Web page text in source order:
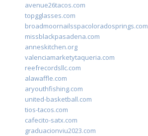
avenue26tacos.com
topgglasses.com
broadmoornailsspacoloradosprings.com
missblackpasadena.com
anneskitchen.org
valenciamarketytaqueria.com
reefrecordsllc.com
alawaffle.com
aryouthfishing.com
united-basketball.com
tios-tacos.com
cafecito-satx.com
graduacionviu2023.com